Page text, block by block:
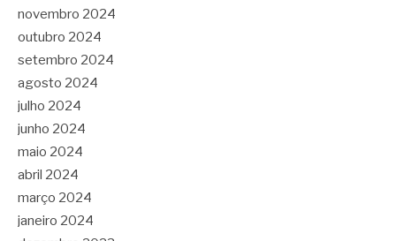
novembro 2024
outubro 2024
setembro 2024
agosto 2024
julho 2024
junho 2024
maio 2024
abril 2024
março 2024
janeiro 2024